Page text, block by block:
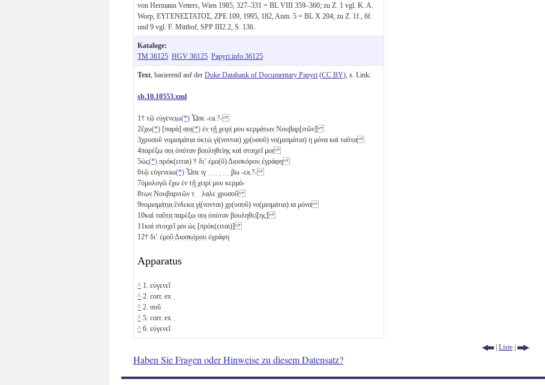
von Hermann Vetters, Wien 1985, 327–331 = BL VIII 359–360; zu Z. 1 vgl. K. A.
Worp, ΕΥΓΕΝΕΣΤΑΤΟΣ, ZPE 109, 1995, 182, Anm. 5 = BL X 204; zu Z. 1f., 6f.
und 9 vgl. F. Mitthof, SPP III2.2, S. 136.
Kataloge:
TM 36125 HGV 36125 Papyri.info 36125
Text , basierend auf der Duke Databank of Documentary Papyri (CC BY), s. Link:
sb.10.10553.xml
1† τῷ εὐ̣γενε̣ι̣ω(*) Ὦσε -ca.?-
2ἔχω(*) [παρὰ] σ̣ο̣ι̣(*) ἐν̣ τ̣ῇ̣ χ̣ειρ̣ί̣ μου κερμά̣τ̣ω̣ν̣ Ν̣ο̣υ̣β̣α̣ρ̣[ιτῶν]
3χρυσοῦ νομισμάτι̣α ὀκ̣τ̣ώ̣ γί(νονται) χρ(υσοῦ) νο(μισμάτια) η μόνα καὶ ταῦτ̣α̣
4παρέξ̣ω̣ σ̣ο̣ι̣ ὁπόταν βο̣υ̣ληθείης καὶ στοιχεῖ μο̣ι
5ὡς(*) πρόκ(ειται) † δι̣ʼ ἐμ̣ο(ῦ) Δι̣οσκόρου̣ ἐ̣γράφη
6τῷ εὐγενειω(*) Ὦσε ιγ ̣ ̣ ̣ ̣ ̣ ̣ ̣βω -ca.?-
7ὁ̣μολογῶ ἔχω ἐν τῇ χει̣ρί μου κερμά-
8των̣ Νουβαριτῶν τ̣ ̣ ̣λα̣λε χρυσοῦ
9νομισ̣μ̣ά̣τ̣ι̣α̣ ἕνδεκα̣ γ̣ί̣(νονται) χρ(υσοῦ) νο(μισμάτια) ια μόνα
10καὶ ταῦ̣τ̣α̣ παρέξω̣ σ̣ο̣ι̣ ὁπόταν βουληθε̣ί̣[ης]
11καὶ στοιχεῖ μοι ὡς [πρόκ(ειται)]
12† διʼ ἐμ̣ο̣ῦ̣ Δι̣ο̣σ̣κ̣ό̣ρ̣ο̣υ̣ ἐγράφη
Apparatus
^ 1. εὐγενεῖ
^ 2. corr. ex ̣
^ 2. σοῦ
^ 5. corr. ex ̣
^ 6. εὐγενεῖ
| Liste |
Haben Sie Fragen oder Hinweise zu diesem Datensatz?